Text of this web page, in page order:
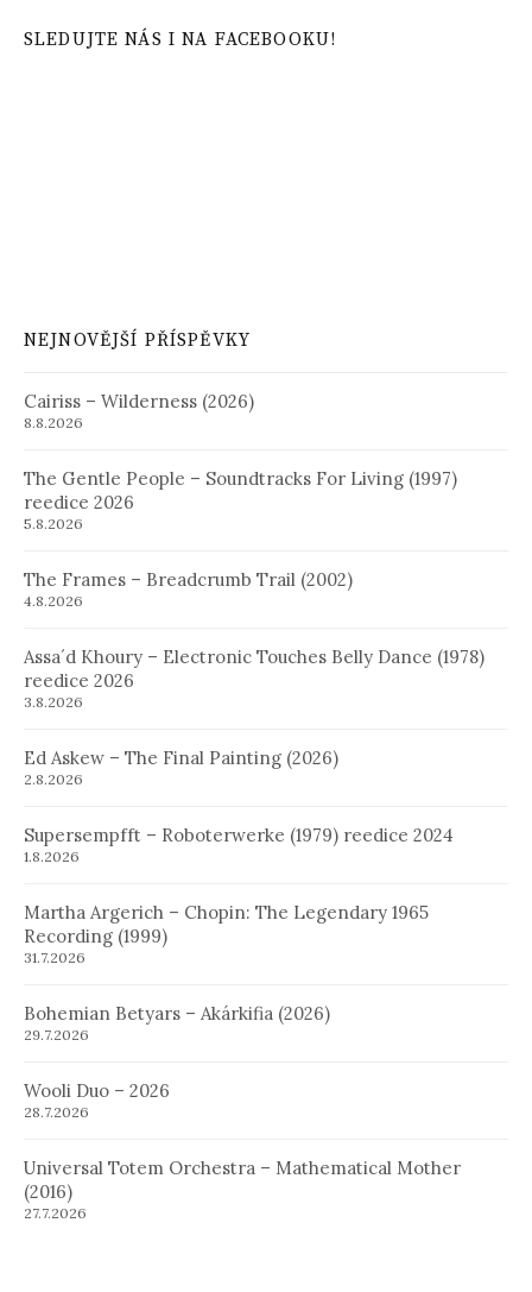
SLEDUJTE NÁS I NA FACEBOOKU!
NEJNOVĚJŠÍ PŘÍSPĚVKY
Cairiss – Wilderness (2026)
8.8.2026
The Gentle People – Soundtracks For Living (1997)
reedice 2026
5.8.2026
The Frames – Breadcrumb Trail (2002)
4.8.2026
Assa´d Khoury – Electronic Touches Belly Dance (1978)
reedice 2026
3.8.2026
Ed Askew – The Final Painting (2026)
2.8.2026
Supersempfft – Roboterwerke (1979) reedice 2024
1.8.2026
Martha Argerich – Chopin: The Legendary 1965
Recording (1999)
31.7.2026
Bohemian Betyars – Akárkifia (2026)
29.7.2026
Wooli Duo – 2026
28.7.2026
Universal Totem Orchestra – Mathematical Mother
(2016)
27.7.2026